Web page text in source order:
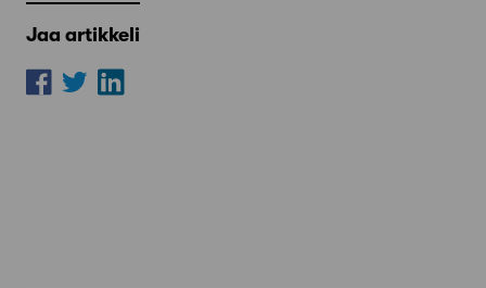
Jaa artikkeli